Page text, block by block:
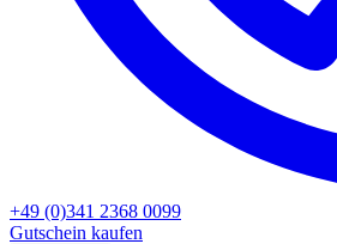
+49 (0)341 2368 0099
Gutschein kaufen